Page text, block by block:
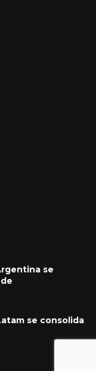
se
se consolida